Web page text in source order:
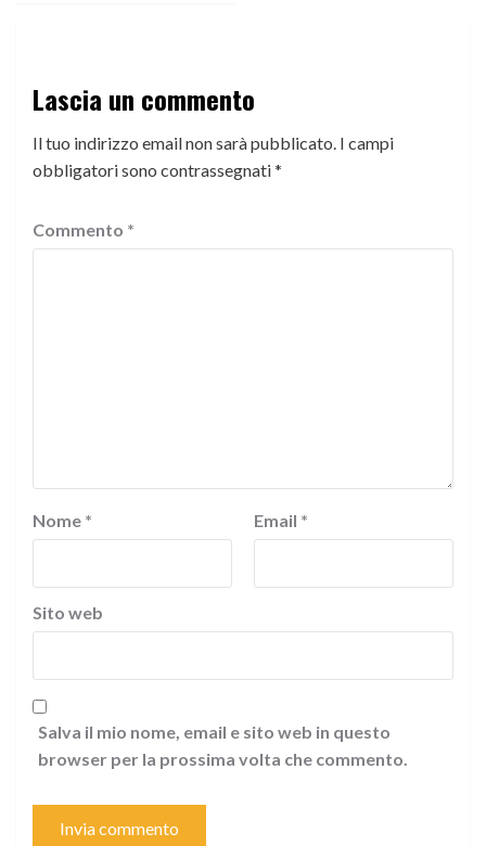
Lascia un commento
Il tuo indirizzo email non sarà pubblicato. I campi
obbligatori sono contrassegnati*
Commento *
Nome * Email *
Sito web
Salva il mio nome, email e sito web in questo
browser per la prossima volta che commento.